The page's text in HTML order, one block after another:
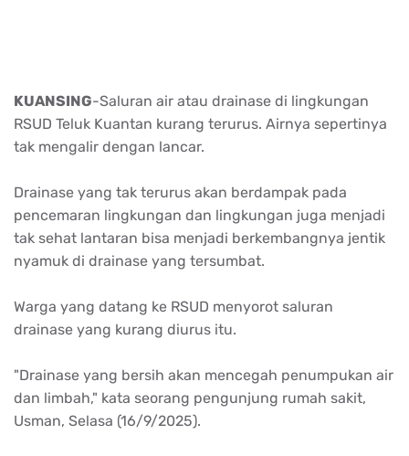
KUANSING-Saluran air atau drainase di lingkungan
RSUD Teluk Kuantan kurang terurus. Airnya sepertinya
tak mengalir dengan lancar.
Drainase yang tak terurus akan berdampak pada
pencemaran lingkungan dan lingkungan juga menjadi
tak sehat lantaran bisa menjadi berkembangnya jentik
nyamuk di drainase yang tersumbat.
Warga yang datang ke RSUD menyorot saluran
drainase yang kurang diurus itu.
"Drainase yang bersih akan mencegah penumpukan air
dan limbah," kata seorang pengunjung rumah sakit,
Usman, Selasa (16/9/2025).